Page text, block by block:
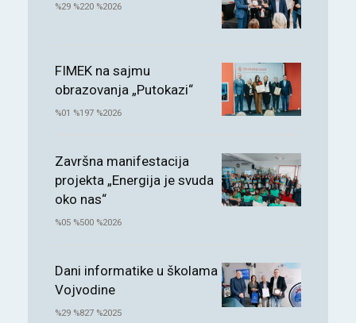
%29 %220 %2026
FIMEK na sajmu
obrazovanja „Putokazi“
%01 %197 %2026
Završna manifestacija
projekta „Energija je svuda
oko nas“
%05 %500 %2026
Dani informatike u školama
Vojvodine
%29 %827 %2025